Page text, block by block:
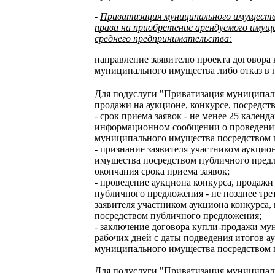
- Приватизация муниципального
права на приобретение арендуемого
среднего предпринимательства:
направление заявителю проекта
муниципального имущества либо отказ
Для подуслуги "Приватизация
продажи на аукционе, конкурсе,
- срок приема заявок - не менее 25
информационном сообщении о
муниципального имущества
- признание заявителя участником
имущества посредством публичного
окончания срока приема заявок;
- проведение аукциона конкурса,
публичного предложения - не позднее
заявителя участником аукциона
посредством публичного предложения;
- заключение договора купли-продажи
рабочих дней с даты подведения итогов
муниципального имущества
Для подуслуги "Приватизация